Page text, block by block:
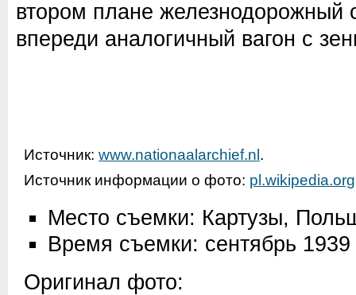
втором плане железнодорожный
впереди аналогичный вагон с
Источник: www.nationaalarchief.nl .
Источник информации о фото: pl.wikipedia.org
Место съемки: Картузы,
Время съемки: сентябрь 1939
Оригинал фото: